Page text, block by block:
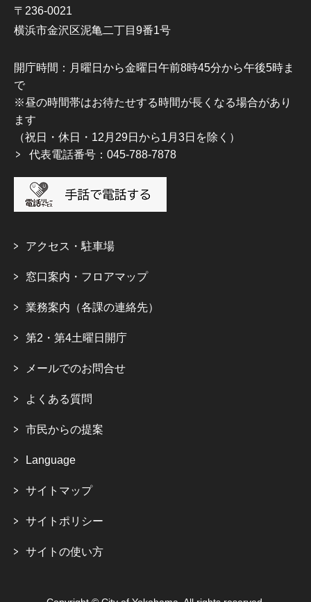
〒236-0021
横浜市金沢区泥亀二丁目9番1号
開庁時間：月曜日から金曜日午前8時45分から午後5時ま
で
※昼の時間帯はお待たせする時間が長くなる場合があり
ます
（祝日・休日・12月29日から1月3日を除く）
代表電話番号：045-788-7878
アクセス・駐車場
窓口案内・フロアマップ
業務案内（各課の連絡先）
第2・第4土曜日開庁
メールでのお問合せ
よくある質問
市民からの提案
Language
サイトマップ
サイトポリシー
サイトの使い方